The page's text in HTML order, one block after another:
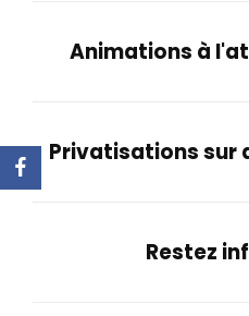
Animations à
Privatisations sur
Restez